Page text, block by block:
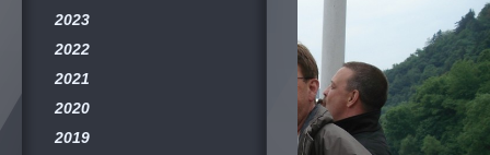
2023
2022
2021
2020
2019